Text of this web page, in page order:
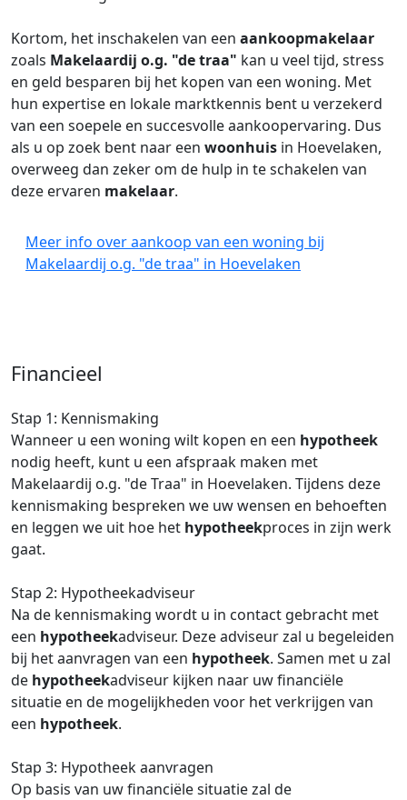
Kortom, het inschakelen van een aankoopmakelaar
zoals Makelaardij o.g. "de traa" kan u veel tijd, stress
en geld besparen bij het kopen van een woning. Met
hun expertise en lokale marktkennis bent u verzekerd
van een soepele en succesvolle aankoopervaring. Dus
als u op zoek bent naar een woonhuis in Hoevelaken,
overweeg dan zeker om de hulp in te schakelen van
deze ervaren makelaar.
Meer info over aankoop van een woning bij
Makelaardij o.g. "de traa" in Hoevelaken
Financieel
Stap 1: Kennismaking
Wanneer u een woning wilt kopen en een hypotheek
nodig heeft, kunt u een afspraak maken met
Makelaardij o.g. "de Traa" in Hoevelaken. Tijdens deze
kennismaking bespreken we uw wensen en behoeften
en leggen we uit hoe het hypotheekproces in zijn werk
gaat.
Stap 2: Hypotheekadviseur
Na de kennismaking wordt u in contact gebracht met
een hypotheekadviseur. Deze adviseur zal u begeleiden
bij het aanvragen van een hypotheek. Samen met u zal
de hypotheekadviseur kijken naar uw financiële
situatie en de mogelijkheden voor het verkrijgen van
een hypotheek.
Stap 3: Hypotheek aanvragen
Op basis van uw financiële situatie zal de